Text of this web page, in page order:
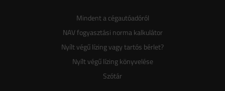
Mindent a cégautóadóról
NAV fogyasztási norma kalkulátor
Nyílt végű lízing vagy tartós bérlet?
Nyílt végű lízing könyvelése
Szótár